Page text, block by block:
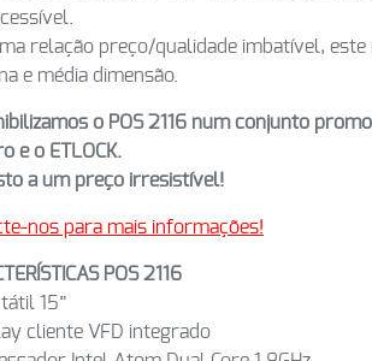
relação preço/qualidade imbatível,
e média dimensão.
o POS 2116 num conjunto
e o ETLOCK.
a um preço irresistível!
nos para mais informações!
POS 2116
15”
cliente VFD integrado